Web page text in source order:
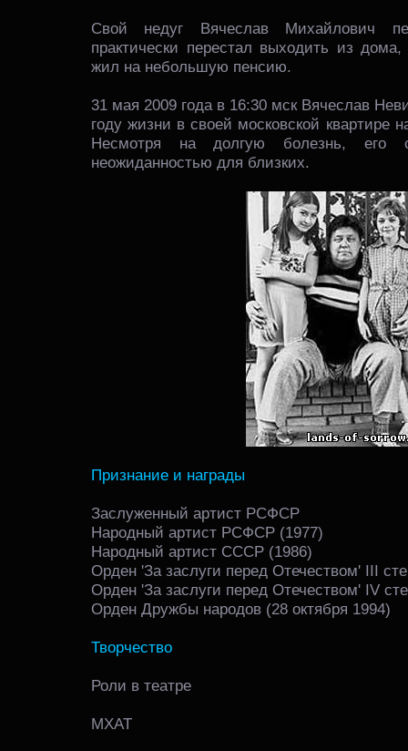
Свой недуг Вячеслав Михайлович
практически перестал выходить из дома,
жил на небольшую пенсию.
31 мая 2009 года в 16:30 мск Вячеслав
году жизни в своей московской квартире
Несмотря на долгую болезнь, его
неожиданностью для близких.
Признание и награды
Заслуженный артист РСФСР
Народный артист РСФСР (1977)
Народный артист СССР (1986)
Орден 'За заслуги перед Отечеством' III
Орден 'За заслуги перед Отечеством' IV
Орден Дружбы народов (28 октября 1994)
Творчество
Роли в театре
МХАТ